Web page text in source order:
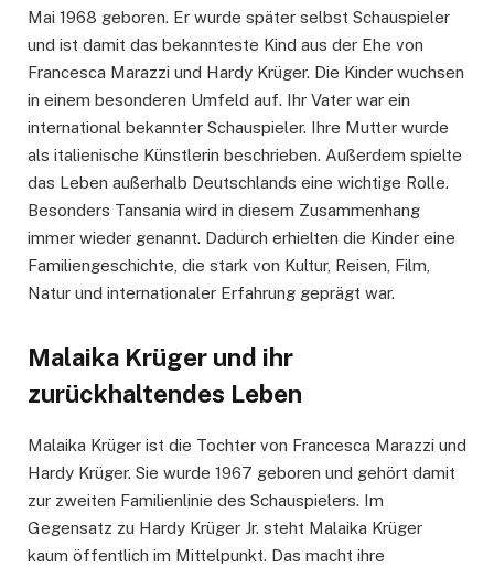
Mai 1968 geboren. Er wurde später selbst Schauspieler
und ist damit das bekannteste Kind aus der Ehe von
Francesca Marazzi und Hardy Krüger. Die Kinder wuchsen
in einem besonderen Umfeld auf. Ihr Vater war ein
international bekannter Schauspieler. Ihre Mutter wurde
als italienische Künstlerin beschrieben. Außerdem spielte
das Leben außerhalb Deutschlands eine wichtige Rolle.
Besonders Tansania wird in diesem Zusammenhang
immer wieder genannt. Dadurch erhielten die Kinder eine
Familiengeschichte, die stark von Kultur, Reisen, Film,
Natur und internationaler Erfahrung geprägt war.
Malaika Krüger und ihr
zurückhaltendes Leben
Malaika Krüger ist die Tochter von Francesca Marazzi und
Hardy Krüger. Sie wurde 1967 geboren und gehört damit
zur zweiten Familienlinie des Schauspielers. Im
Gegensatz zu Hardy Krüger Jr. steht Malaika Krüger
kaum öffentlich im Mittelpunkt. Das macht ihre